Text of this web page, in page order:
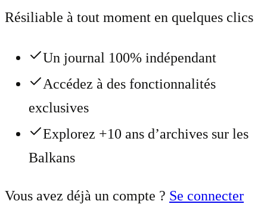
Résiliable à tout moment en quelques clics
Un journal 100% indépendant
Accédez à des fonctionnalités
exclusives
Explorez +10 ans d’archives sur les
Balkans
Vous avez déjà un compte ? Se connecter